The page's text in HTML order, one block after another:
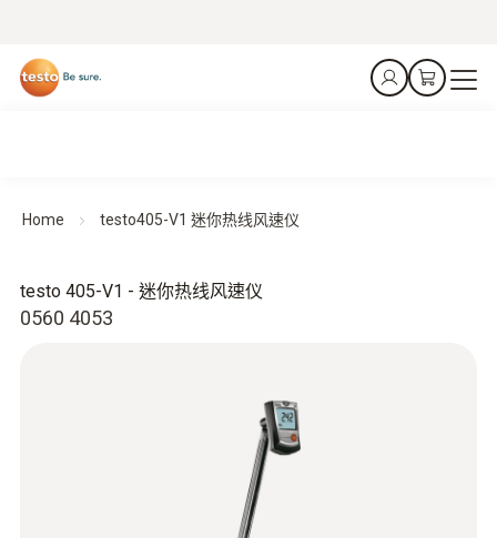
Home testo405-V1 迷你热线风速仪
0560 4053
testo 405-V1 - 迷你热线风速仪